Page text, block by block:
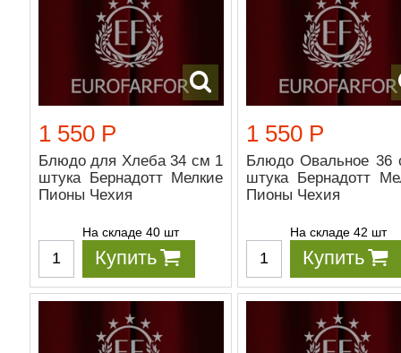
1 550 Р
Блюдо для Хлеба 34 см 1
штука Бернадотт Мелкие
Пионы Чехия
На складе 40 шт
Купить
1 550 Р
Блюдо Овальное 36
штука Бернадотт
Пионы Чехия
На складе 42 шт
Купить